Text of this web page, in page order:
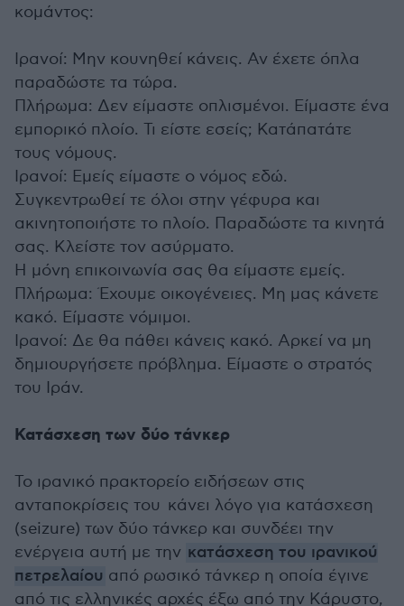
κομάντος:
Iρανοί: Μην κουνηθεί κάνεις. Αν έχετε όπλα
παραδώστε τα τώρα.
Πλήρωμα: Δεν είμαστε οπλισμένοι. Είμαστε ένα
εμπορικό πλοίο. Τι είστε εσείς; Κατάπατάτε
τους νόμους.
Ιρανοί: Εμείς είμαστε ο νόμος εδώ.
Συγκεντρωθεί τε όλοι στην γέφυρα και
ακινητοποιήστε το πλοίο. Παραδώστε τα κινητά
σας. Κλείστε τον ασύρματο.
Η μόνη επικοινωνία σας θα είμαστε εμείς.
Πλήρωμα: Έχουμε οικογένειες. Μη μας κάνετε
κακό. Είμαστε νόμιμοι.
Ιρανοί: Δε θα πάθει κάνεις κακό. Αρκεί να μη
δημιουργήσετε πρόβλημα. Είμαστε ο στρατός
του Ιράν.
Κατάσχεση των δύο τάνκερ
Το ιρανικό πρακτορείο ειδήσεων στις
ανταποκρίσεις του κάνει λόγο για κατάσχεση
(seizure) των δύο τάνκερ και συνδέει την
ενέργεια αυτή με την κατάσχεση του ιρανικού
πετρελαίου από ρωσικό τάνκερ η οποία έγινε
από τις ελληνικές αρχές έξω από την Κάρυστο,